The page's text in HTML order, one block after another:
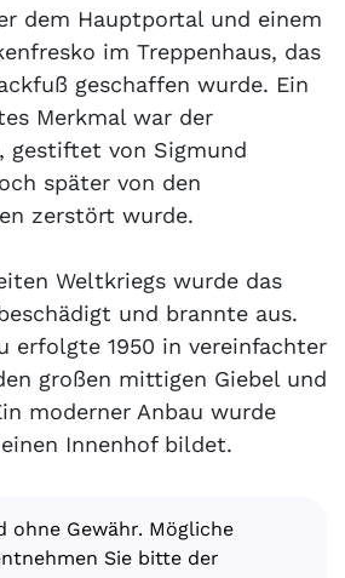
dem Hauptportal und einem
im Treppenhaus, das
geschaffen wurde. Ein
Merkmal war der
gestiftet von Sigmund
später von den
zerstört wurde.
Weltkriegs wurde das
und brannte aus.
erfolgte 1950 in vereinfachter
großen mittigen Giebel und
moderner Anbau wurde
Innenhof bildet.
ohne Gewähr. Mögliche
Sie bitte der